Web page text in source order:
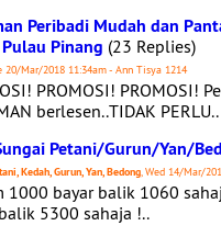
Peribadi Mudah dan
Pinang (23 Replies)
20/Mar/2018 11:34am - Ann Tisya 1214
PROMOSI! PROMOSI!
berlesen..TIDAK PERLU..
Petani/Gurun/Yan/
Kedah, Gurun, Yan, Bedong, Wed 14/Mar/
1000 bayar balik 1060
5300 sahaja !..